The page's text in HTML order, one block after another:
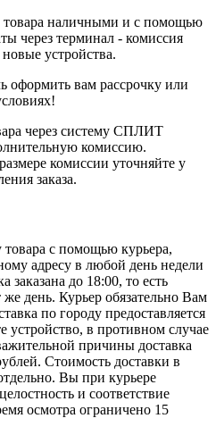
товара наличными и с помощью
через терминал - комиссия
устройства.
вам рассрочку или
через систему СПЛИТ
комиссию.
комиссии уточняйте у
заказа.
товара с помощью курьера,
адресу в любой день недели
заказана до 18:00, то есть
день. Курьер обязательно Вам
по городу предоставляется
устройство, в противном случае
причины доставка
Стоимость доставки в
Вы при курьере
и соответствие
осмотра ограничено 15